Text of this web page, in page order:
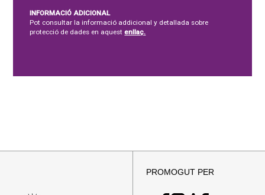
INFORMACIÓ ADICIONAL
Pot consultar la informació addicional y detallada sobre
protecció de dades en aquestenllaç.
PROMOGUT PER